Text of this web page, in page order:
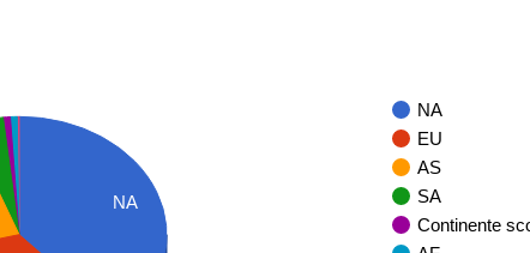
NA
EU
AS
SA
Continente
NA